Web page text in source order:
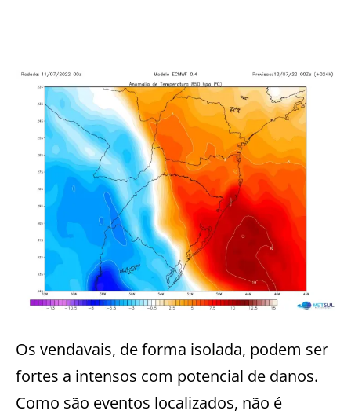
Os vendavais, de forma isolada, podem ser
fortes a intensos com potencial de danos.
Como são eventos localizados, não é